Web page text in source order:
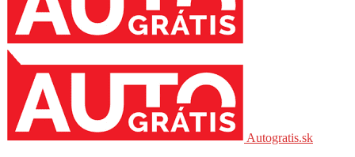
Autogratis.sk